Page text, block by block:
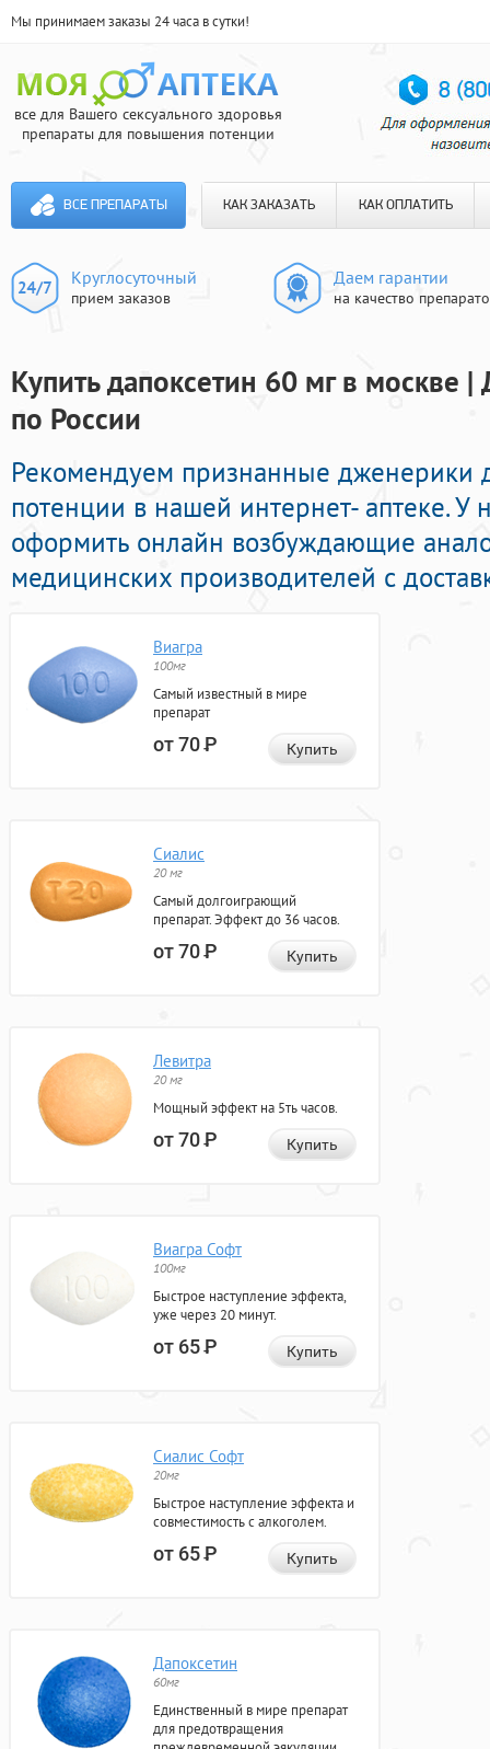
Мы принимаем заказы 24 часа в сутки!
все для Вашего сексуального здоровья
препараты для повышения потенции
ВСЕ ПРЕПАРАТЫ КАК ЗАКАЗАТЬ КАК ОПЛАТИТЬ
Круглосуточный
прием заказов
Даем гарантии
на качество
Купить дапоксетин 60 мг в москве |
по России
Рекомендуем признанные дженерики
потенции в нашей интернет- аптеке.
оформить онлайн возбуждающие
медицинских производителей с
Виагра
100мг
Самый известный в мире
препарат
от 70Р Купить
Сиалис
20 мг
Самый долгоиграющий
препарат. Эффект до 36 часов.
от 70Р Купить
Левитра
20 мг
Мощный эффект на 5ть часов.
от 70Р Купить
Виагра Софт
100мг
Быстрое наступление эффекта,
уже через 20 минут.
от 65Р Купить
Сиалис Софт
20мг
Быстрое наступление эффекта и
совместимость с алкоголем.
от 65Р Купить
Дапоксетин
60мг
Единственный в мире препарат
для предотвращения